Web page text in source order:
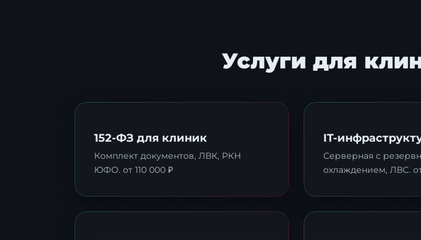
Услуги для
152-ФЗ для клиник
Комплект документов, ЛВК, РКН
ЮФО. от 110 000 ₽
IT-
Серверная с
охлаждением, ЛВС.